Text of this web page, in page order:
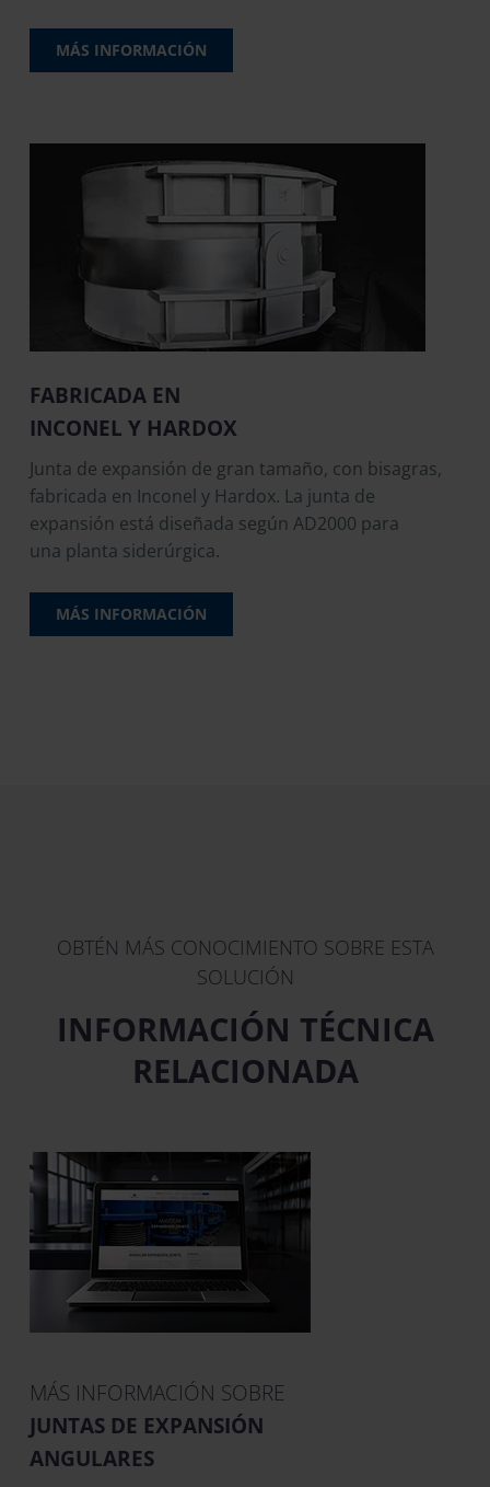
MÁS INFORMACIÓN
FABRICADA EN
INCONEL Y HARDOX
Junta de expansión de gran tamaño, con bisagras,
fabricada en Inconel y Hardox. La junta de
expansión está diseñada según AD2000 para
una planta siderúrgica.
MÁS INFORMACIÓN
OBTÉN MÁS CONOCIMIENTO SOBRE ESTA
SOLUCIÓN
INFORMACIÓN TÉCNICA
RELACIONADA
MÁS INFORMACIÓN SOBRE
JUNTAS DE EXPANSIÓN
ANGULARES